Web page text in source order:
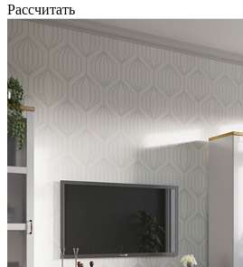
Рассчитать